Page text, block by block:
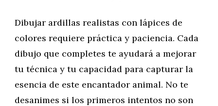
Dibujar ardillas realistas con lápices de
colores requiere práctica y paciencia. Cada
dibujo que completes te ayudará a mejorar
tu técnica y tu capacidad para capturar la
esencia de este encantador animal. No te
desanimes si los primeros intentos no son